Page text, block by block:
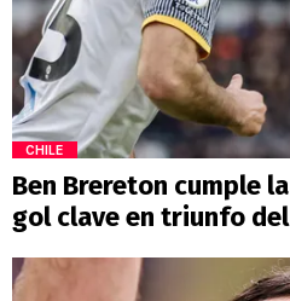
CHILE
Ben Brereton cumple
gol clave en triunfo